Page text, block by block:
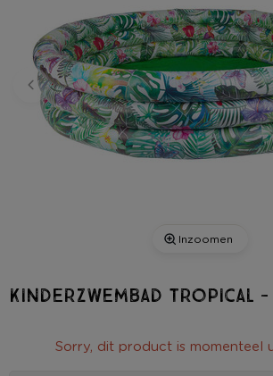
Inzoomen
Kinderzwembad tropical -
Sorry, dit product is momenteel